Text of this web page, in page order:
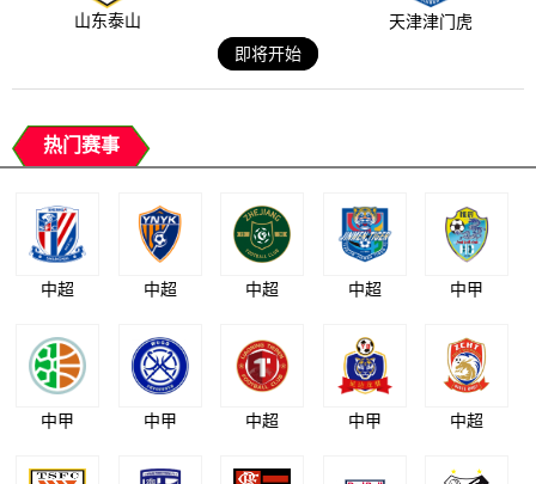
山东泰山
天津津门虎
即将开始
热门赛事
中超 中超 中超 中超 中甲
中甲 中甲 中超 中甲 中超